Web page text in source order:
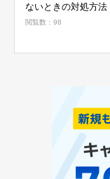
ないときの対処方法
閲覧数：98